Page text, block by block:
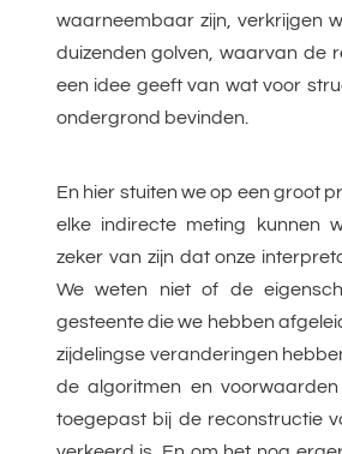
waarneembaar zijn, verkrijgen
duizenden golven, waarvan de
een idee geeft van wat voor
ondergrond bevinden.
En hier stuiten we op een groot
elke indirecte meting kunnen
zeker van zijn dat onze
We weten niet of de
gesteente die we hebben
zijdelingse veranderingen
de algoritmen en
toegepast bij de reconstructie